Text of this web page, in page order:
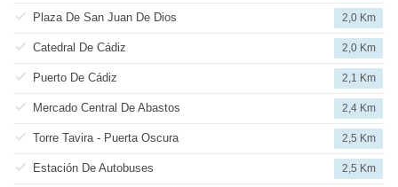
Plaza De San Juan De Dios 2,0 Km
Catedral De Cádiz 2,0 Km
Puerto De Cádiz 2,1 Km
Mercado Central De Abastos 2,4 Km
Torre Tavira - Puerta Oscura 2,5 Km
Estación De Autobuses 2,5 Km